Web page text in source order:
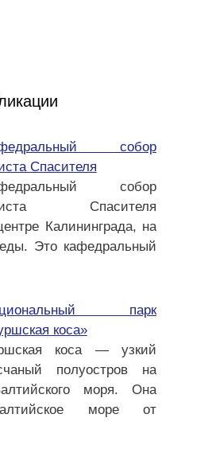
собор
Спасителя
собор
Спасителя
Калининграда, на
Это кафедральный
парк
коса»
коса — узкий
полуостров на
моря. Она
море от